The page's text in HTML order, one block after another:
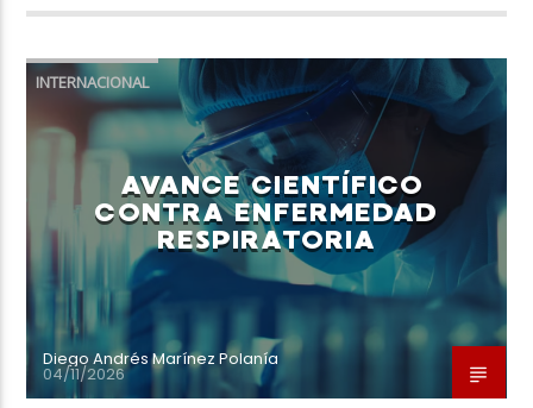
INTERNACIONAL
AVANCE CIENTÍFICO
CONTRA ENFERMEDAD
RESPIRATORIA
Diego Andrés Marínez Polanía
04/11/2026